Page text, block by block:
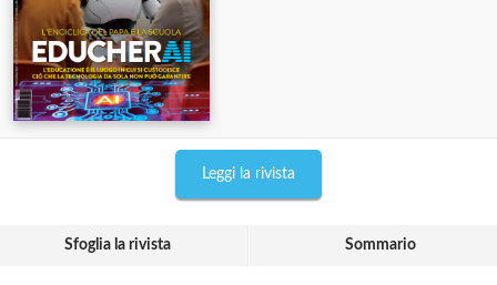
Leggi la rivista
Sfoglia la rivista Sommario